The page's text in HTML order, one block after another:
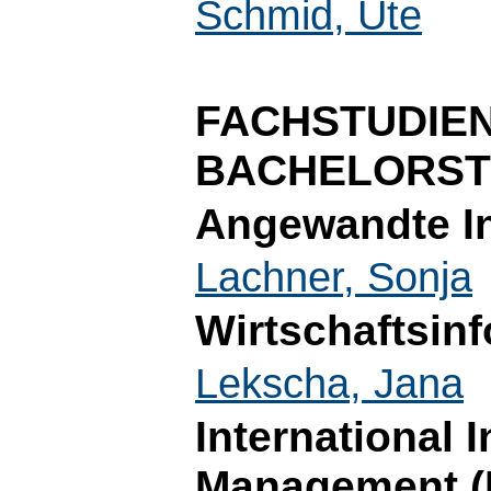
Schmid, Ute
Angewandte
Lachner, Sonja
Lekscha, Jana
International